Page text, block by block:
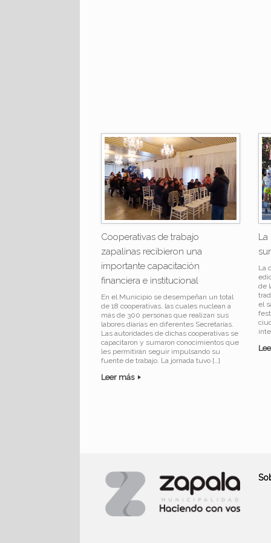
Cooperativas de trabajo
zapalinas recibieron una
importante capacitación
financiera e institucional
En el Municipio se desempeñan un total
de 18 cooperativas, las cuales nuclean a
más de 300 personas que realizan sus
labores diarias en diferentes Secretarías.
Las autoridades de dichas cooperativas se
capacitaron y sumaron conocimientos que
les permitirán seguir impulsando su
fuente de trabajo. La jornada tuvo […]
Leer más
La
La
de
el